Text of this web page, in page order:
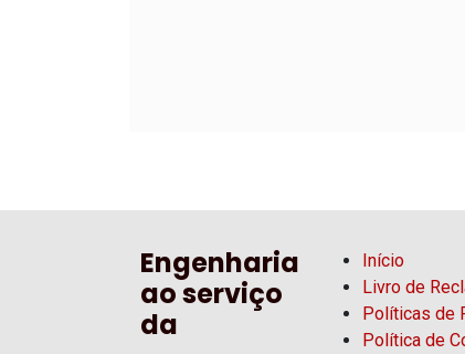
Engenharia
ao serviço
da
Início
Livro de
Políticas de
Política de